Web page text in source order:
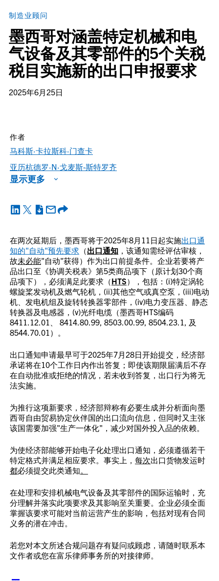
制造业顾问
墨西哥对涵盖特定机械和电
气设备及其零部件的5个关税
税目实施新的出口申报要求
2025年6月25日
在两次延期后，墨西哥将于2025年8月11日起实施出口通
知的"自动"预先要求 （出口通知 ，该通知需经评估审核，
故未必能"自动"获得）作为出口前提条件。企业若要将产
品出口至《协调关税表》第5类商品项下（原计划30个商
品项下），必须满足此要求（HTS），包括：(i)特定涡轮
螺旋桨发动机及燃气轮机，(ii)其他空气或真空泵，(iii)电动
机、发电机组及旋转转换器零部件，(iv)电力变压器、静态
转换器及电感器，(v)光纤电缆（墨西哥HTS编码
8411.12.01、 8414.80.99, 8503.00.99, 8504.23.1, 及
8544.70.01）。
出口通知申请最早可于2025年7月28日开始提交，经济部
承诺将在10个工作日内作出答复；即使该期限届满后不存
在自动批准或拒绝的情况，若未收到答复，出口行为将无
法实施。
为推行这项新要求，经济部辩称有必要生成并分析面向墨
西哥自由贸易协定伙伴国的出口流向信息，但同时又主张
该国需要加强"生产一体化"，减少对国外投入品的依赖。
为使经济部能够开始电子化处理出口通知，必须遵循若干
特定格式并满足相应要求。事实上， 每次出口货物发运时
都必须提交此类通知。
在处理和安排机械电气设备及其零部件的国际运输时，充
分理解并落实此项要求及其影响至关重要。企业必须全面
掌握该要求可能对当前运营产生的影响，包括对现有合同
义务的潜在冲击。
若您对本文所述合规问题存有疑问或顾虑，请随时联系本
文作者或您在富乐律师事务所的对接律师。
作者
马科斯·卡拉斯科·门查卡
亚历杭德罗·N·戈麦斯-斯特罗齐
显示更多